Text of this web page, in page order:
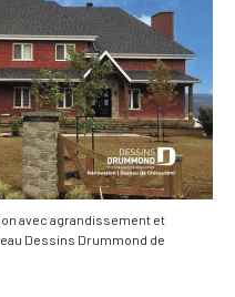
avec agrandissement et
Dessins Drummond de